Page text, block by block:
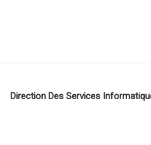
Direction Des Services